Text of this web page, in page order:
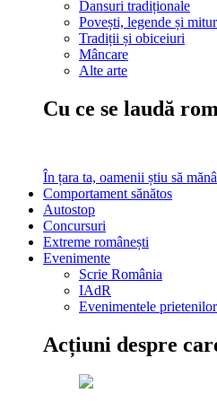
Dansuri tradiționale
Povești, legende și
Tradiții și obiceiuri
Mâncare
Alte arte
Cu ce se laudă
În țara ta, oamenii știu să
Comportament sănătos
Autostop
Concursuri
Extreme românești
Evenimente
Scrie România
IAdR
Evenimentele prietenilor
Acțiuni despre